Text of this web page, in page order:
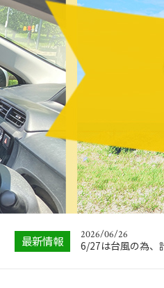
最新情報
2026/04/30
5/3,4,5,6,7は電話
2026/06/26
【保存版】ペーパ
｜教習所と出張…
2026/06/26
6/27は台風の為、